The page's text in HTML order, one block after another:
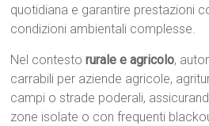
quotidiana e garantire prestazioni
condizioni ambientali complesse.
Nel contestorurale e agricolo,
carrabili per aziende agricole,
campi o strade poderali,
zone isolate o con frequenti